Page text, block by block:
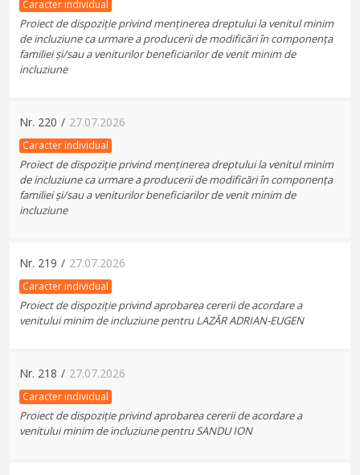
Caracter individual
Proiect de dispoziție privind menținerea dreptului la venitul minim
de incluziune ca urmare a producerii de modificări în componența
familiei și/sau a veniturilor beneficiarilor de venit minim de
incluziune
Nr. 220 / 27.07.2026
Caracter individual
Proiect de dispoziție privind menținerea dreptului la venitul minim
de incluziune ca urmare a producerii de modificări în componența
familiei și/sau a veniturilor beneficiarilor de venit minim de
incluziune
Nr. 219 / 27.07.2026
Caracter individual
Proiect de dispoziție privind aprobarea cererii de acordare a
venitului minim de incluziune pentru LAZĂR ADRIAN-EUGEN
Nr. 218 / 27.07.2026
Caracter individual
Proiect de dispoziție privind aprobarea cererii de acordare a
venitului minim de incluziune pentru SANDU ION